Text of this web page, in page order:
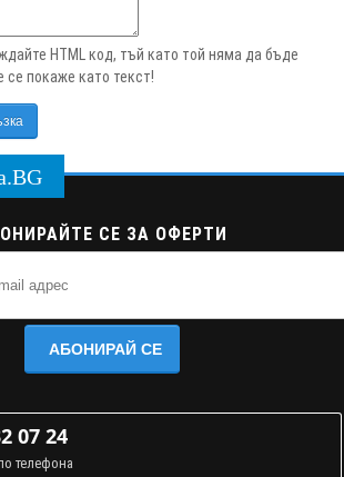
HTML код, тъй като той няма да бъде
се покаже като текст!
СЕ ЗА ОФЕРТИ
АБОНИРАЙ СЕ
07 24
телефона